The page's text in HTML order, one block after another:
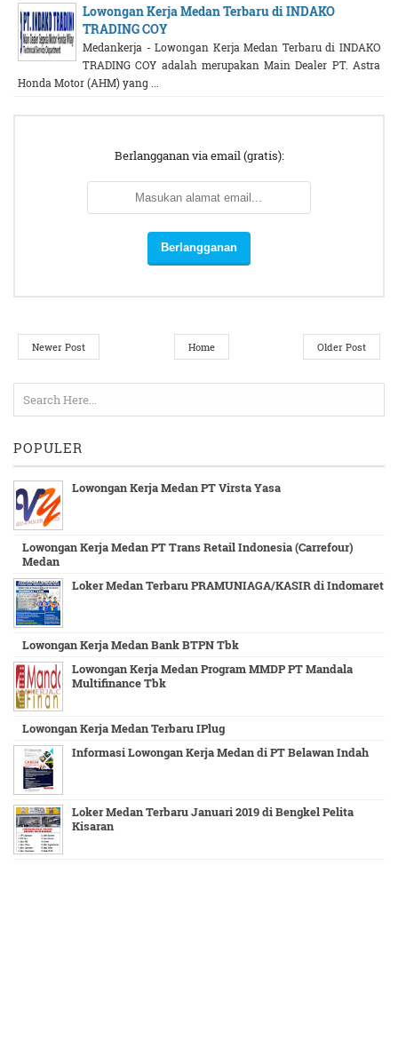
Lowongan Kerja Medan Terbaru di INDAKO
TRADING COY
Medankerja - Lowongan Kerja Medan Terbaru di INDAKO
TRADING COY adalah merupakan Main Dealer PT. Astra
Honda Motor (AHM) yang ...
Berlangganan via email (gratis):
Newer Post Older Post
Home
POPULER
Lowongan Kerja Medan PT Virsta Yasa
Lowongan Kerja Medan PT Trans Retail Indonesia (Carrefour)
Medan
Loker Medan Terbaru PRAMUNIAGA/KASIR di Indomaret
Lowongan Kerja Medan Bank BTPN Tbk
Lowongan Kerja Medan Program MMDP PT Mandala
Multifinance Tbk
Lowongan Kerja Medan Terbaru IPlug
Informasi Lowongan Kerja Medan di PT Belawan Indah
Loker Medan Terbaru Januari 2019 di Bengkel Pelita
Kisaran